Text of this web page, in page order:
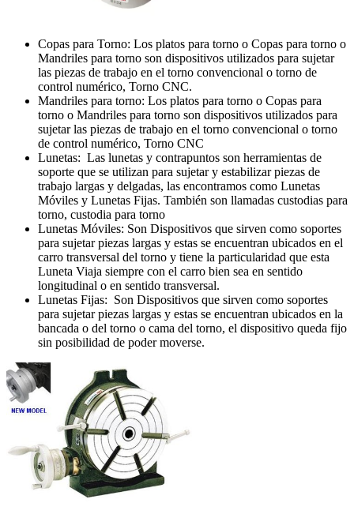
Copas para Torno: Los platos para torno o Copas para torno o
Mandriles para torno son dispositivos utilizados para sujetar
las piezas de trabajo en el torno convencional o torno de
control numérico, Torno CNC.
Mandriles para torno: Los platos para torno o Copas para
torno o Mandriles para torno son dispositivos utilizados para
sujetar las piezas de trabajo en el torno convencional o torno
de control numérico, Torno CNC
Lunetas: Las lunetas y contrapuntos son herramientas de
soporte que se utilizan para sujetar y estabilizar piezas de
trabajo largas y delgadas, las encontramos como Lunetas
Móviles y Lunetas Fijas. También son llamadas custodias para
torno, custodia para torno
Lunetas Móviles: Son Dispositivos que sirven como soportes
para sujetar piezas largas y estas se encuentran ubicados en el
carro transversal del torno y tiene la particularidad que esta
Luneta Viaja siempre con el carro bien sea en sentido
longitudinal o en sentido transversal.
Lunetas Fijas: Son Dispositivos que sirven como soportes
para sujetar piezas largas y estas se encuentran ubicados en la
bancada o del torno o cama del torno, el dispositivo queda fijo
sin posibilidad de poder moverse.